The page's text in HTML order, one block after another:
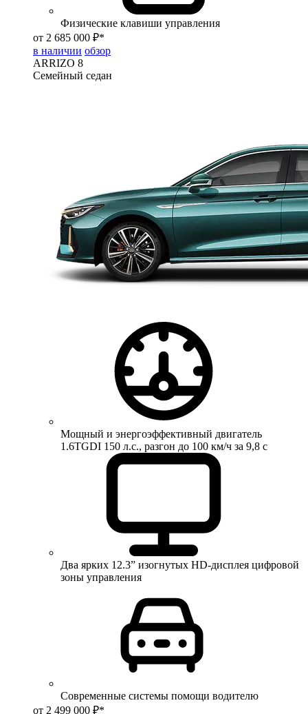
Физические клавиши управления
от 2 685 000 ₽*
в наличии обзор
ARRIZO 8
Семейный седан
Мощный и энергоэффективный двигатель
1.6TGDI 150 л.с., разгон до 100 км/ч за 9,8 с
Два ярких 12.3” изогнутых HD-дисплея цифровой
зоны управления
Современные системы помощи водителю
от 2 499 000 ₽*